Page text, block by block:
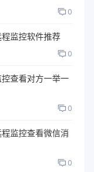
0
监控软件推荐
0
查看对方一举一
0
监控查看微信消
0